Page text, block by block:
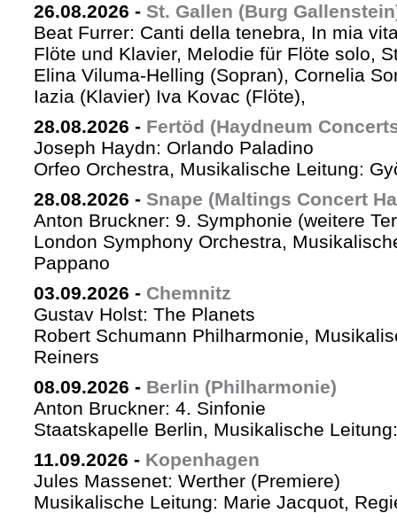
26.08.2026 - St. Gallen (Burg
Beat Furrer: Canti della tenebra, In mia
Flöte und Klavier, Melodie für Flöte solo,
Elina Viluma-Helling (Sopran), Cornelia
Iazia (Klavier) Iva Kovac (Flöte),
28.08.2026 - Fertöd (Haydneum
Joseph Haydn: Orlando Paladino
Orfeo Orchestra, Musikalische Leitung:
28.08.2026 - Snape (Maltings Concert
Anton Bruckner: 9. Symphonie (weitere
London Symphony Orchestra,
Pappano
03.09.2026 - Chemnitz
Gustav Holst: The Planets
Robert Schumann Philharmonie,
Reiners
08.09.2026 - Berlin (Philharmonie)
Anton Bruckner: 4. Sinfonie
Staatskapelle Berlin, Musikalische
11.09.2026 - Kopenhagen
Jules Massenet: Werther (Premiere)
Musikalische Leitung: Marie Jacquot,